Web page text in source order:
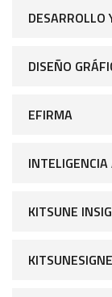
DESARROLLO
DISEÑO
EFIRMA
KITSUNE